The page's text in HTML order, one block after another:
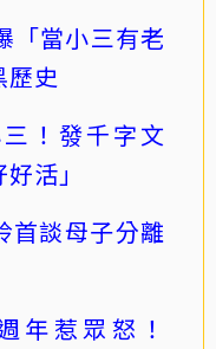
「當小三有老
歷史
！發千字文
活」
首談母子分離
年惹眾怒！